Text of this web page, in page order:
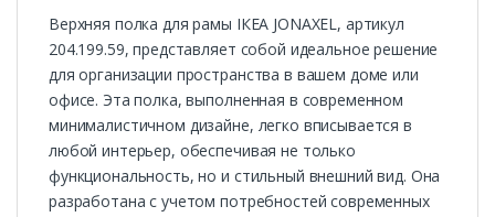
Верхняя полка для рамы ІКЕА JONAXEL, артикул
204.199.59, представляет собой идеальное решение
для организации пространства в вашем доме или
офисе. Эта полка, выполненная в современном
минималистичном дизайне, легко вписывается в
любой интерьер, обеспечивая не только
функциональность, но и стильный внешний вид. Она
разработана с учетом потребностей современных